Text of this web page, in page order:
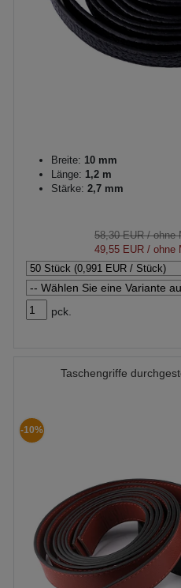
Breite: 10 mm
Länge: 1,2 m
Stärke: 2,7 mm
58,30 EUR/ ohne
49,55 EUR / ohne
pck.
Taschengriffe
-10%